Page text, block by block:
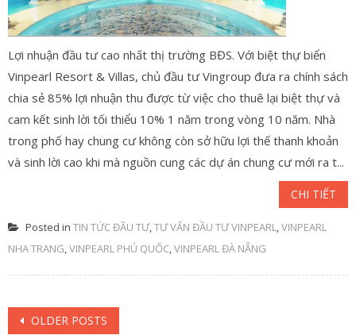
Lợi nhuận đầu tư cao nhất thị trường BĐS. Với biệt thự biển
Vinpearl Resort & Villas, chủ đầu tư Vingroup đưa ra chính sách
chia sẻ 85% lợi nhuận thu được từ việc cho thuê lại biệt thự và
cam kết sinh lời tối thiểu 10% 1 năm trong vòng 10 năm. Nhà
trong phố hay chung cư không còn sở hữu lợi thế thanh khoản
và sinh lời cao khi mà nguồn cung các dự án chung cư mới ra t...
CHI TIẾT
Posted in TIN TỨC ĐẦU TƯ,TƯ VẤN ĐẦU TƯ VINPEARL,VINPEARL
NHA TRANG,VINPEARL PHÚ QUỐC,VINPEARL ĐÀ NẴNG
Posts navigation
OLDER POSTS